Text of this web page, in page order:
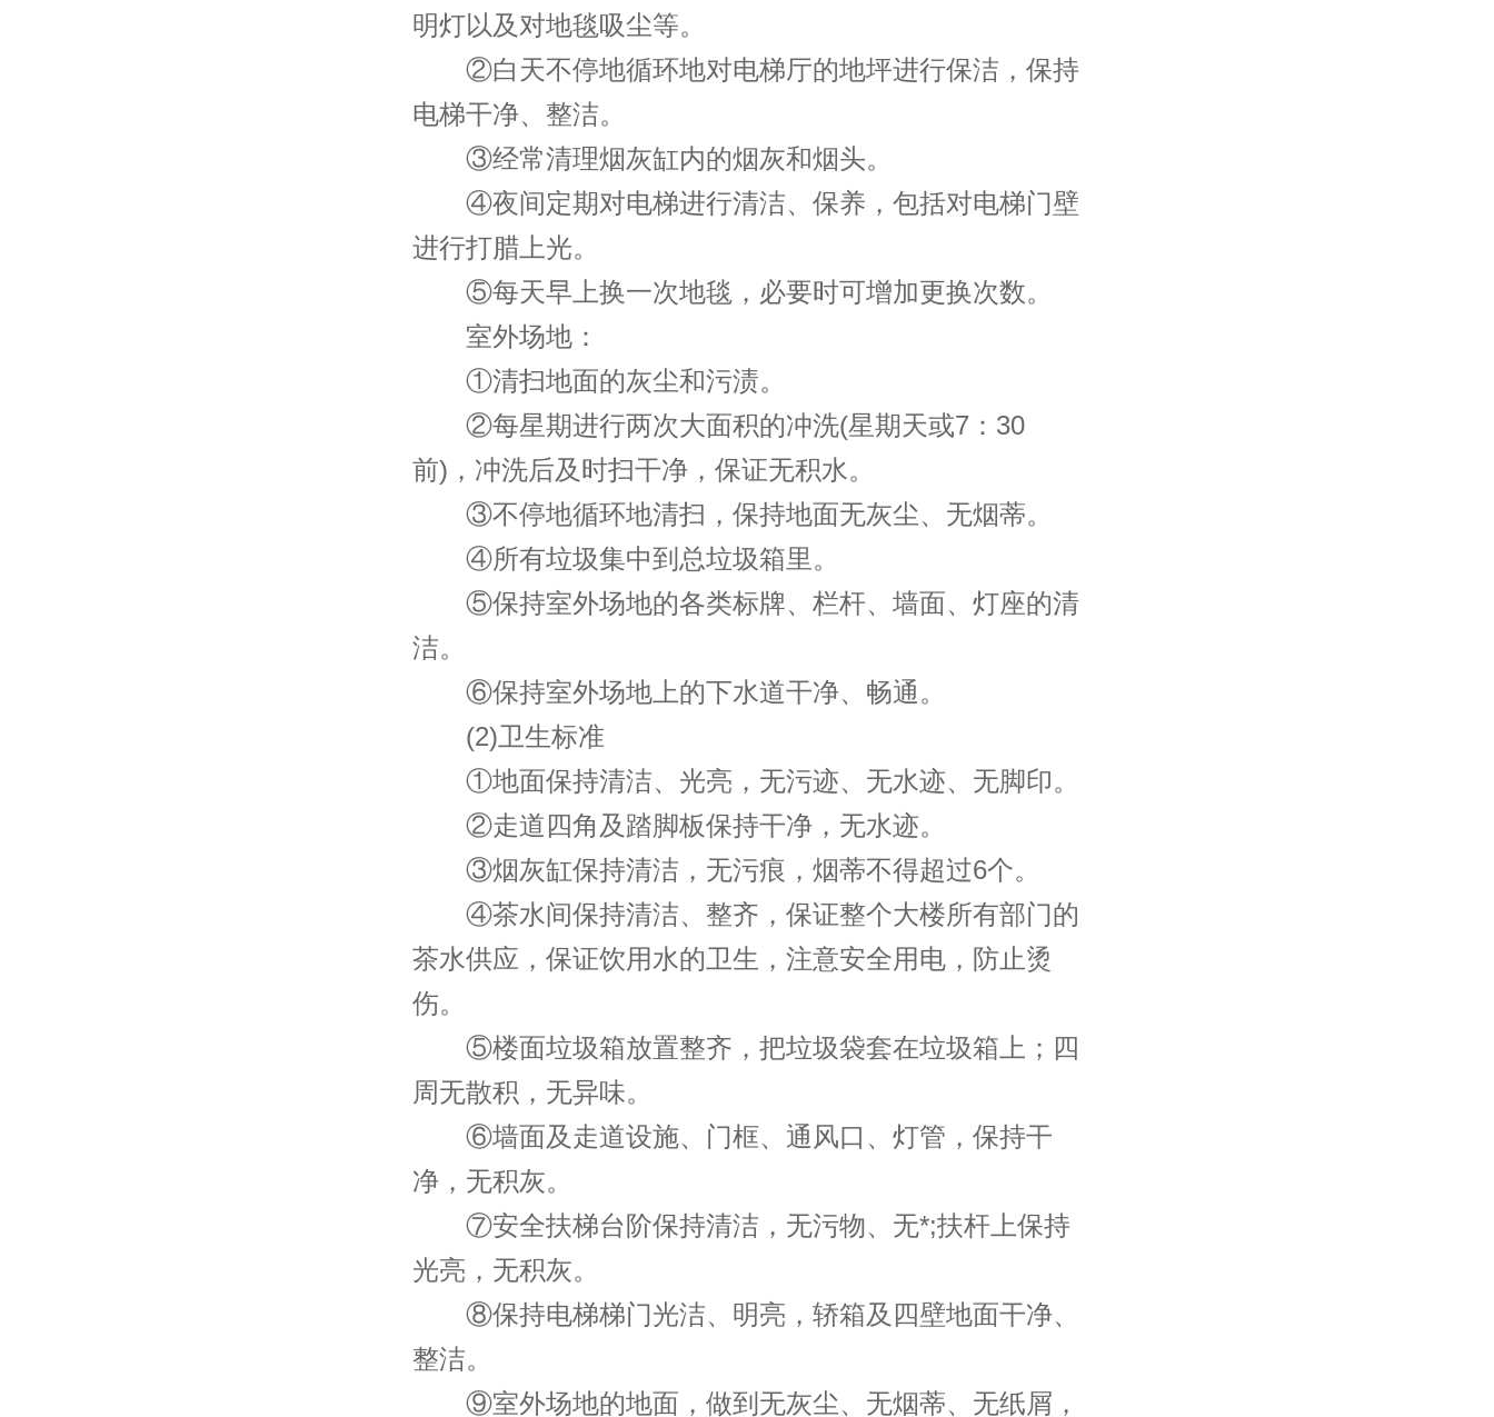
明灯以及对地毯吸尘等。
②白天不停地循环地对电梯厅的地坪进行保洁，保持
电梯干净、整洁。
③经常清理烟灰缸内的烟灰和烟头。
④夜间定期对电梯进行清洁、保养，包括对电梯门壁
进行打腊上光。
⑤每天早上换一次地毯，必要时可增加更换次数。
室外场地：
①清扫地面的灰尘和污渍。
②每星期进行两次大面积的冲洗(星期天或7：30
前)，冲洗后及时扫干净，保证无积水。
③不停地循环地清扫，保持地面无灰尘、无烟蒂。
④所有垃圾集中到总垃圾箱里。
⑤保持室外场地的各类标牌、栏杆、墙面、灯座的清
洁。
⑥保持室外场地上的下水道干净、畅通。
(2)卫生标准
①地面保持清洁、光亮，无污迹、无水迹、无脚印。
②走道四角及踏脚板保持干净，无水迹。
③烟灰缸保持清洁，无污痕，烟蒂不得超过6个。
④茶水间保持清洁、整齐，保证整个大楼所有部门的
茶水供应，保证饮用水的卫生，注意安全用电，防止烫
伤。
⑤楼面垃圾箱放置整齐，把垃圾袋套在垃圾箱上；四
周无散积，无异味。
⑥墙面及走道设施、门框、通风口、灯管，保持干
净，无积灰。
⑦安全扶梯台阶保持清洁，无污物、无*;扶杆上保持
光亮，无积灰。
⑧保持电梯梯门光洁、明亮，轿箱及四壁地面干净、
整洁。
⑨室外场地的地面，做到无灰尘、无烟蒂、无纸屑，